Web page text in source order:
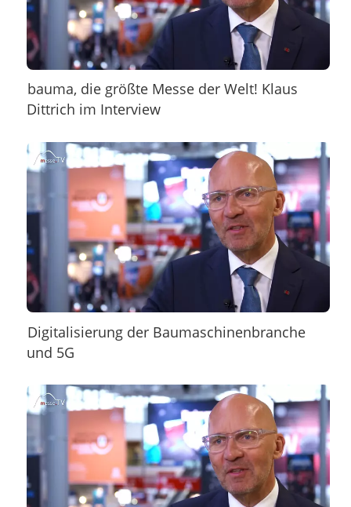
bauma, die größte Messe der Welt! Klaus
Dittrich im Interview
Digitalisierung der Baumaschinenbranche
und 5G